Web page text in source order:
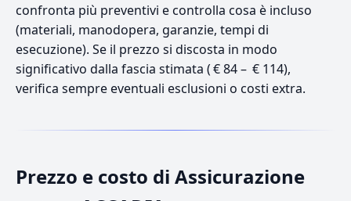
confronta più preventivi e controlla cosa è incluso
(materiali, manodopera, garanzie, tempi di
esecuzione). Se il prezzo si discosta in modo
significativo dalla fascia stimata ( € 84 – € 114),
verifica sempre eventuali esclusioni o costi extra.
Prezzo e costo di Assicurazione